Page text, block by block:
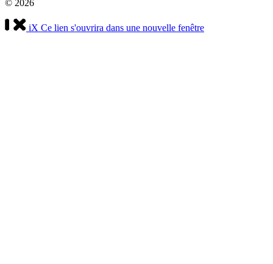
© 2026
iX Ce lien s'ouvrira dans une nouvelle fenêtre